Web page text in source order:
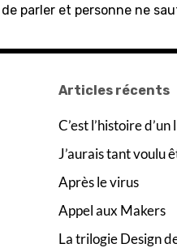
parler et personne ne
Articles récents
C’est l’histoire
J’aurais tant voulu
Après le virus
Appel aux Makers
La trilogie Design